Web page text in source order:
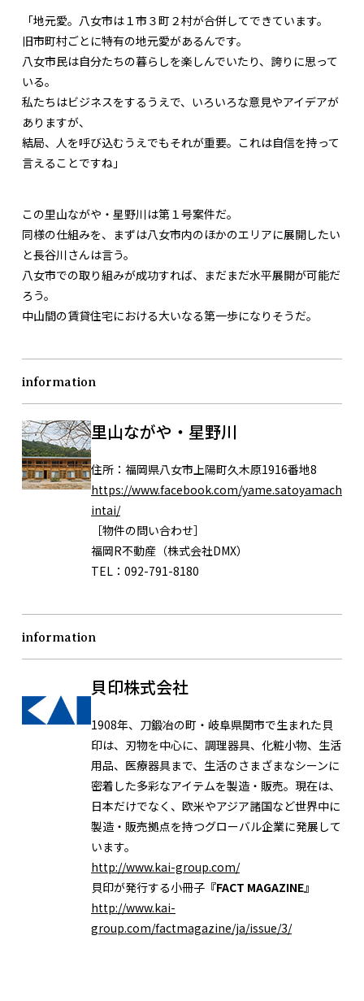
「地元愛。八女市は１市３町２村が合併してできています。
旧市町村ごとに特有の地元愛があるんです。
八女市民は自分たちの暮らしを楽しんでいたり、誇りに思って
いる。
私たちはビジネスをするうえで、いろいろな意見やアイデアが
ありますが、
結局、人を呼び込むうえでもそれが重要。これは自信を持って
言えることですね」
この里山ながや・星野川は第１号案件だ。
同様の仕組みを、まずは八女市内のほかのエリアに展開したい
と長谷川さんは言う。
八女市での取り組みが成功すれば、まだまだ水平展開が可能だ
ろう。
中山間の賃貸住宅における大いなる第一歩になりそうだ。
information
里山ながや・星野川
住所： 福岡県八女市上陽町久木原1916番地8
https://www.facebook.com/yame.satoyamach
intai/
［物件の問い合わせ］
福岡R不動産（株式会社DMX）
TEL：092-791-8180
information
貝印株式会社
1908年、刀鍛冶の町・岐阜県関市で生まれた貝
印は、刃物を中心に、調理器具、化粧小物、生活
用品、医療器具まで、生活のさまざまなシーンに
密着した多彩なアイテムを製造・販売。現在は、
日本だけでなく、欧米やアジア諸国など世界中に
製造・販売拠点を持つグローバル企業に発展して
います。
http://www.kai-group.com/
貝印が発行する小冊子 『FACT MAGAZINE』
http://www.kai-
group.com/factmagazine/ja/issue/3/